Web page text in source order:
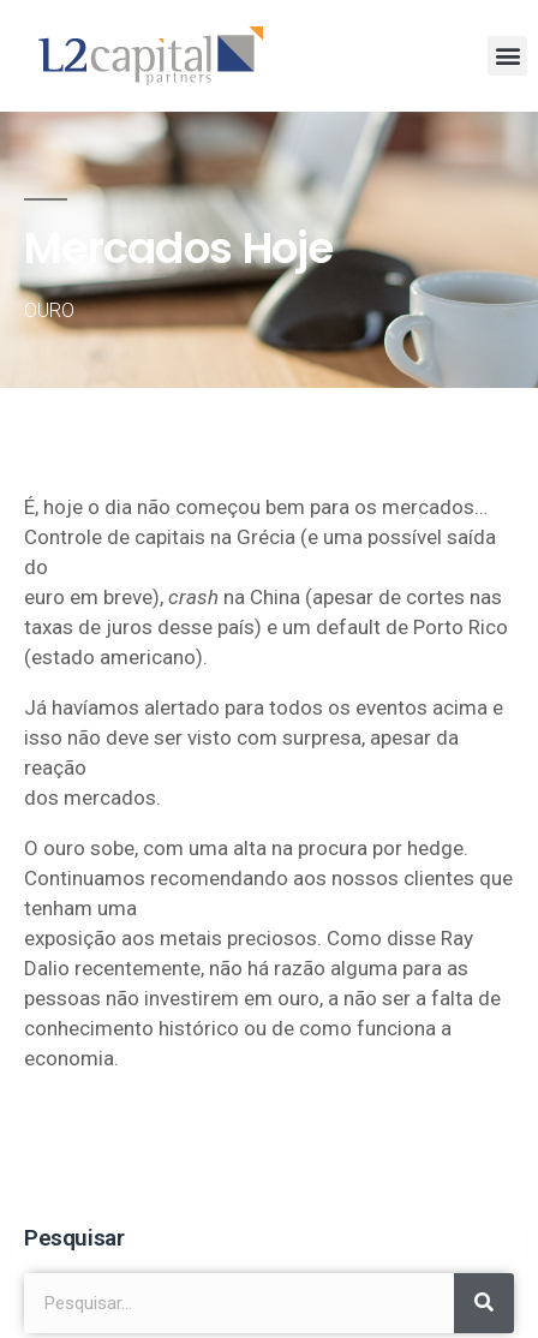
Mercados Hoje
OURO
É, hoje o dia não começou bem para os mercados…
Controle de capitais na Grécia (e uma possível saída
do
euro em breve), crash na China (apesar de cortes nas
taxas de juros desse país) e um default de Porto Rico
(estado americano).
Já havíamos alertado para todos os eventos acima e
isso não deve ser visto com surpresa, apesar da
reação
dos mercados.
O ouro sobe, com uma alta na procura por hedge.
Continuamos recomendando aos nossos clientes que
tenham uma
exposição aos metais preciosos. Como disse Ray
Dalio recentemente, não há razão alguma para as
pessoas não investirem em ouro, a não ser a falta de
conhecimento histórico ou de como funciona a
economia.
Pesquisar